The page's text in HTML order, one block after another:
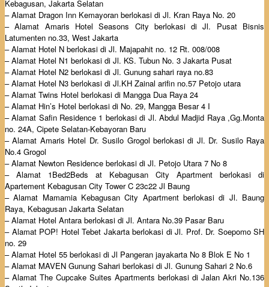
Kebagusan, Jakarta Selatan
– Alamat Dragon Inn Kemayoran berlokasi di Jl. Kran Raya No. 20
– Alamat Amaris Hotel Seasons City berlokasi di Jl. Pusat Bisnis
Latumenten no.33, West Jakarta
– Alamat Hotel N berlokasi di Jl. Majapahit no. 12 Rt. 008/008
– Alamat Hotel N1 berlokasi di Jl. KS. Tubun No. 3 Jakarta Pusat
– Alamat Hotel N2 berlokasi di Jl. Gunung sahari raya no.83
– Alamat Hotel N3 berlokasi di Jl.KH Zainal arifin no.57 Petojo utara
– Alamat Twins Hotel berlokasi di Mangga Dua Raya 24
– Alamat Hin’s Hotel berlokasi di No. 29, Mangga Besar 4 I
– Alamat Safin Residence 1 berlokasi di Jl. Abdul Madjid Raya ,Gg.Monta
no. 24A, Cipete Selatan-Kebayoran Baru
– Alamat Amaris Hotel Dr. Susilo Grogol berlokasi di Jl. Dr. Susilo Raya
No.4 Grogol
– Alamat Newton Residence berlokasi di Jl. Petojo Utara 7 No 8
– Alamat 1Bed2Beds at Kebagusan City Apartment berlokasi di
Apartement Kebagusan City Tower C 23c22 Jl Baung
– Alamat Mamamia Kebagusan City Apartment berlokasi di Jl. Baung
Raya, Kebagusan Jakarta Selatan
– Alamat Hotel Antara berlokasi di Jl. Antara No.39 Pasar Baru
– Alamat POP! Hotel Tebet Jakarta berlokasi di Jl. Prof. Dr. Soepomo SH
no. 29
– Alamat Hotel 55 berlokasi di Jl Pangeran jayakarta No 8 Blok E No 1
– Alamat MAVEN Gunung Sahari berlokasi di Jl. Gunung Sahari 2 No.6
– Alamat The Cupcake Suites Apartments berlokasi di Jalan Akri No.136